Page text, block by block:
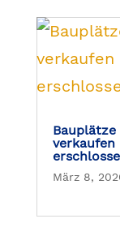
Bauplätze
März 8,